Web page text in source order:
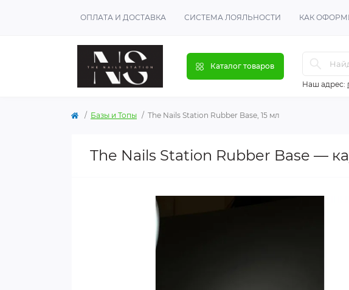
ОПЛАТА И ДОСТАВКА СИСТЕМА ЛОЯЛЬНОСТИ КАК
Каталог товаров
Наш адрес:
Базы и Топы The Nails Station Rubber Base, 15 мл
The Nails Station Rubber Base —